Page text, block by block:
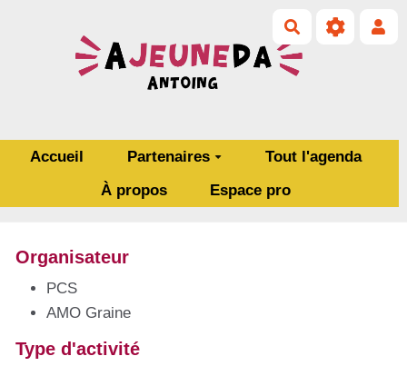
Accueil Partenaires
Tout l'agenda
À propos
Espace pro
Rechercher
Organisateur
PCS
AMO Graine
Type d'activité